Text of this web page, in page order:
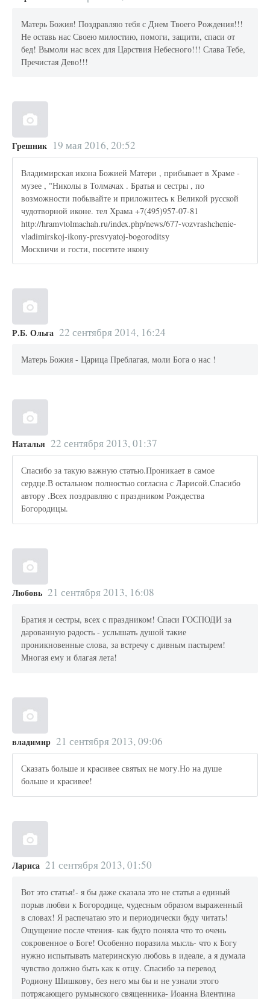
Матерь Божия! Поздравляю тебя с Днем Твоего Рождения!!!
Не оставь нас Своею милостию, помоги, защити, спаси от
бед! Вымоли нас всех для Царствия Небесного!!! Слава Тебе,
Пречистая Дево!!!
Грешник 19 мая 2016, 20:52
Владимирская икона Божией Матери , прибывает в Храме -
музее , "Николы в Толмачах . Братья и сестры , по
возможности побывайте и приложитесь к Великой русской
чудотворной иконе. тел Храма +7(495)957-07-81
http://hramvtolmachah.ru/index.php/news/677-vozvrashchenie-
vladimirskoj-ikony-presvyatoj-bogoroditsy
Москвичи и гости, посетите икону
Р.Б. Ольга 22 сентября 2014, 16:24
Матерь Божия - Царица Преблагая, моли Бога о нас !
Наталья 22 сентября 2013, 01:37
Спасибо за такую важную статью.Проникает в самое
сердце.В остальном полностью согласна с Ларисой.Спасибо
автору .Всех поздравляю с праздником Рождества
Богородицы.
Любовь 21 сентября 2013, 16:08
Братия и сестры, всех с праздником! Спаси ГОСПОДИ за
дарованную радость - услышать душой такие
проникновенные слова, за встречу с дивным пастырем!
Многая ему и благая лета!
владимир 21 сентября 2013, 09:06
Сказать больше и красивее святых не могу.Но на душе
больше и красивее!
Лариса 21 сентября 2013, 01:50
Вот это статья!- я бы даже сказала это не статья а единый
порыв любви к Богородице, чудесным образом выраженный
в словах! Я распечатаю это и периодически буду читать!
Ощущение после чтения- как будто поняла что то очень
сокровенное о Боге! Особенно поразила мысль- что к Богу
нужно испытывать материнскую любовь в идеале, а я думала
чувство должно быть как к отцу. Спасибо за перевод
Родиону Шишкову, без него мы бы и не узнали этого
потрясающего румынского священника- Иоанна Влентина